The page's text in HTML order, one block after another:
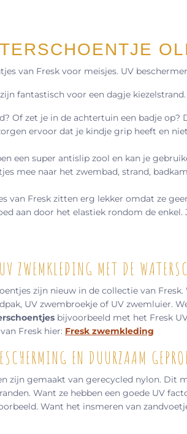
van Fresk voor meisjes. UV
fantastisch voor een dagje
Of zet je in de achtertuin een badje
ervoor dat je kindje grip heeft en
een super antislip zool en kan je
mee naar het zwembad, strand,
van Fresk zitten erg lekker omdat ze
aan door het elastiek rondom de
ZWEMKLEDING MET DE
zijn nieuw in de collectie van
UV zwembroekje of UV zwemluier.
bijvoorbeeld met het Fresk
Fresk hier: Fresk zwemkleding
EN DUURZAAM
zijn gemaakt van gerecycled nylon. Dit
Want ze hebben een goede UV
Want het insmeren van